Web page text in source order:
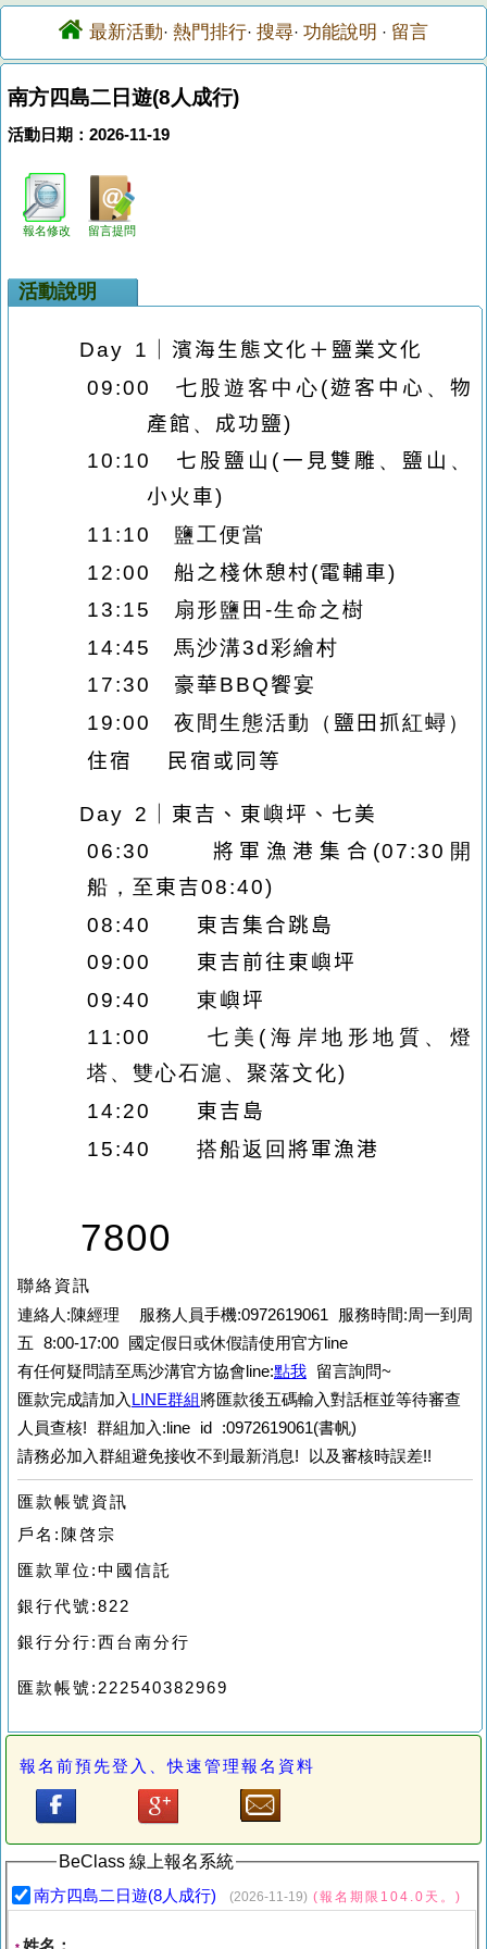
最新活動· 熱門排行· 搜尋· 功能說明 · 留言
南方四島二日遊(8人成行)
活動日期：2026-11-19
報名修改 留言提問
活動說明
Day 1
｜濱海生態文化＋鹽業文化
09:00
七股遊客中心(遊客中心 、物
產館 、 成功鹽)
10:10
七股鹽山 (一見雙雕 、 鹽山 、
小火車)
11:10
鹽工便當
12:00
船之棧休憩村(電輔車)
13:15 扇形鹽田-生命之樹
14:45 馬沙溝3d彩繪村
17:30 豪華BBQ饗宴
19:00夜間生態活動（ 鹽田抓紅蟳）
住宿
民宿或同等
Day 2
｜東吉、東嶼坪、七美
06:30 將軍漁港集合 (07:30 開
船，至東吉08:40)
08:40 東吉集合跳島
09:00 東吉前往東嶼坪
09:40東嶼坪
11:00
七美 ( 海岸地形地質、燈
塔、雙心石滬、聚落文化)
14:20
東吉島
15:40搭船返回將軍漁港
7800
聯絡資訊
連絡人:陳經理 服務人員手機:0972619061 服務時間:周一到周
五 8:00-17:00 國定假日或休假請使用官方line
有任何疑問請至馬沙溝官方協會line:點我 留言詢問~
匯款完成請加入 LINE群組將匯款後五碼輸入對話框並等待審查
人員查核! 群組加入:line id :0972619061(書帆)
請務必加入群組避免接收不到最新消息! 以及審核時誤差!!
匯款帳號資訊
戶名:陳啓宗
匯款單位:中國信託
銀行代號:822
銀行分行:西台南分行
匯款帳號:222540382969
報名前預先登入、快速管理報名資料
BeClass 線上報名系統
南方四島二日遊(8人成行) (2026-11-19) (報名期限104.0天。)
姓名：